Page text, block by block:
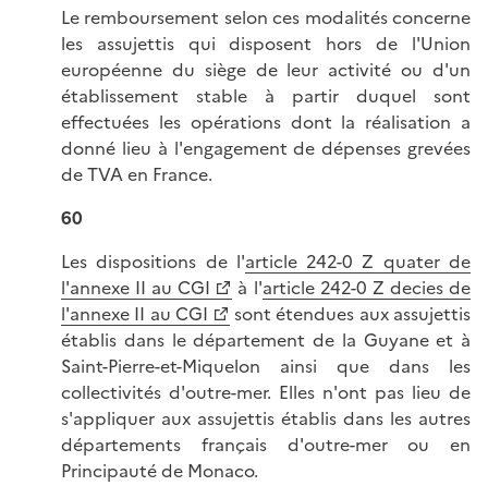
Le remboursement selon ces modalités concerne
les assujettis qui disposent hors de l'Union
européenne du siège de leur activité ou d'un
établissement stable à partir duquel sont
effectuées les opérations dont la réalisation a
donné lieu à l'engagement de dépenses grevées
de TVA en France.
60
Les dispositions de l'article 242-0 Z quater de
l'annexe II au CGI
à l'article 242-0 Z decies de
l'annexe II au CGI
sont étendues aux assujettis
établis dans le département de la Guyane et à
Saint-Pierre-et-Miquelon ainsi que dans les
collectivités d'outre-mer. Elles n'ont pas lieu de
s'appliquer aux assujettis établis dans les autres
départements français d'outre-mer ou en
Principauté de Monaco.